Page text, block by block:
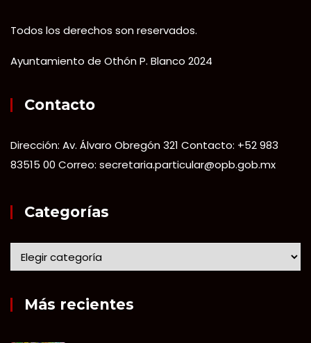
Todos los derechos son reservados.
Ayuntamiento de Othón P. Blanco 2024
Contacto
Dirección: Av. Álvaro Obregón 321 Contacto: +52 983
83515 00 Correo: secretaria.particular@opb.gob.mx
Categorías
Más recientes